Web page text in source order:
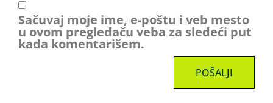
Sačuvaj moje ime, e-poštu i veb mesto
u ovom pregledaču veba za sledeći put
kada komentarišem.